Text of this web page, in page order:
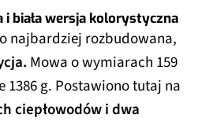
biała wersja kolorystyczna
najbardziej rozbudowana,
Mowa o wymiarach 159
1386 g. Postawiono tutaj na
ciepłowodów i dwa